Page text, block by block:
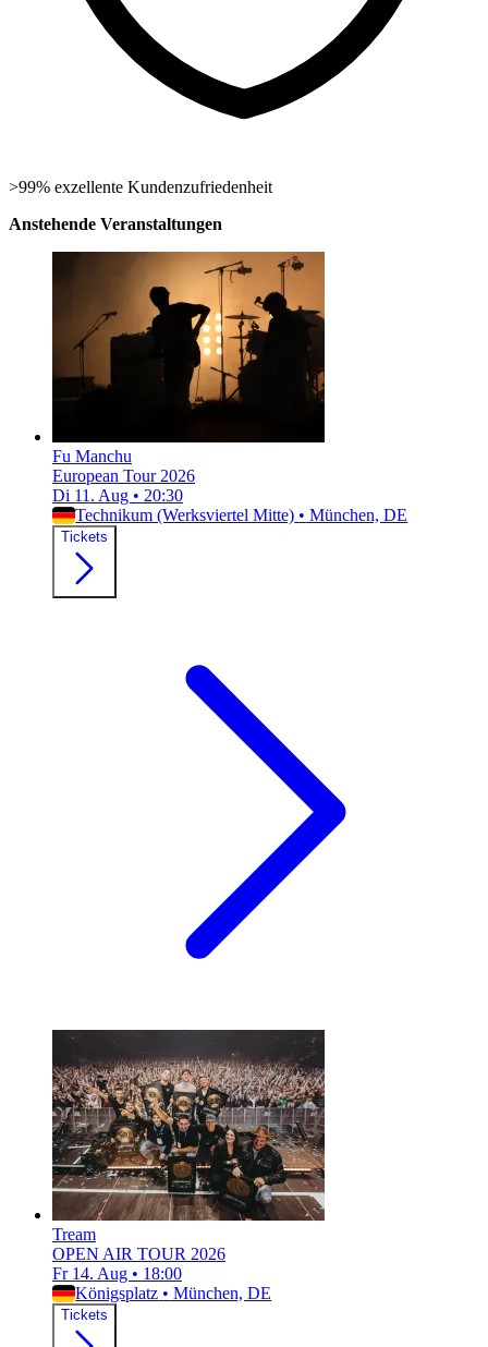
>99% exzellente Kundenzufriedenheit
Anstehende Veranstaltungen
Fu Manchu
European Tour 2026
Di 11. Aug • 20:30
Technikum (Werksviertel Mitte) • München, DE
Tickets
Tream
OPEN AIR TOUR 2026
Fr 14. Aug • 18:00
Königsplatz • München, DE
Tickets